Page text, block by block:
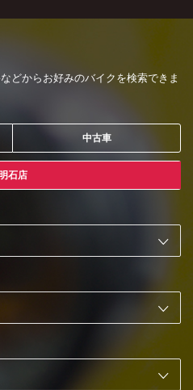
どからお好みのバイクを検索できま
中古車
石店